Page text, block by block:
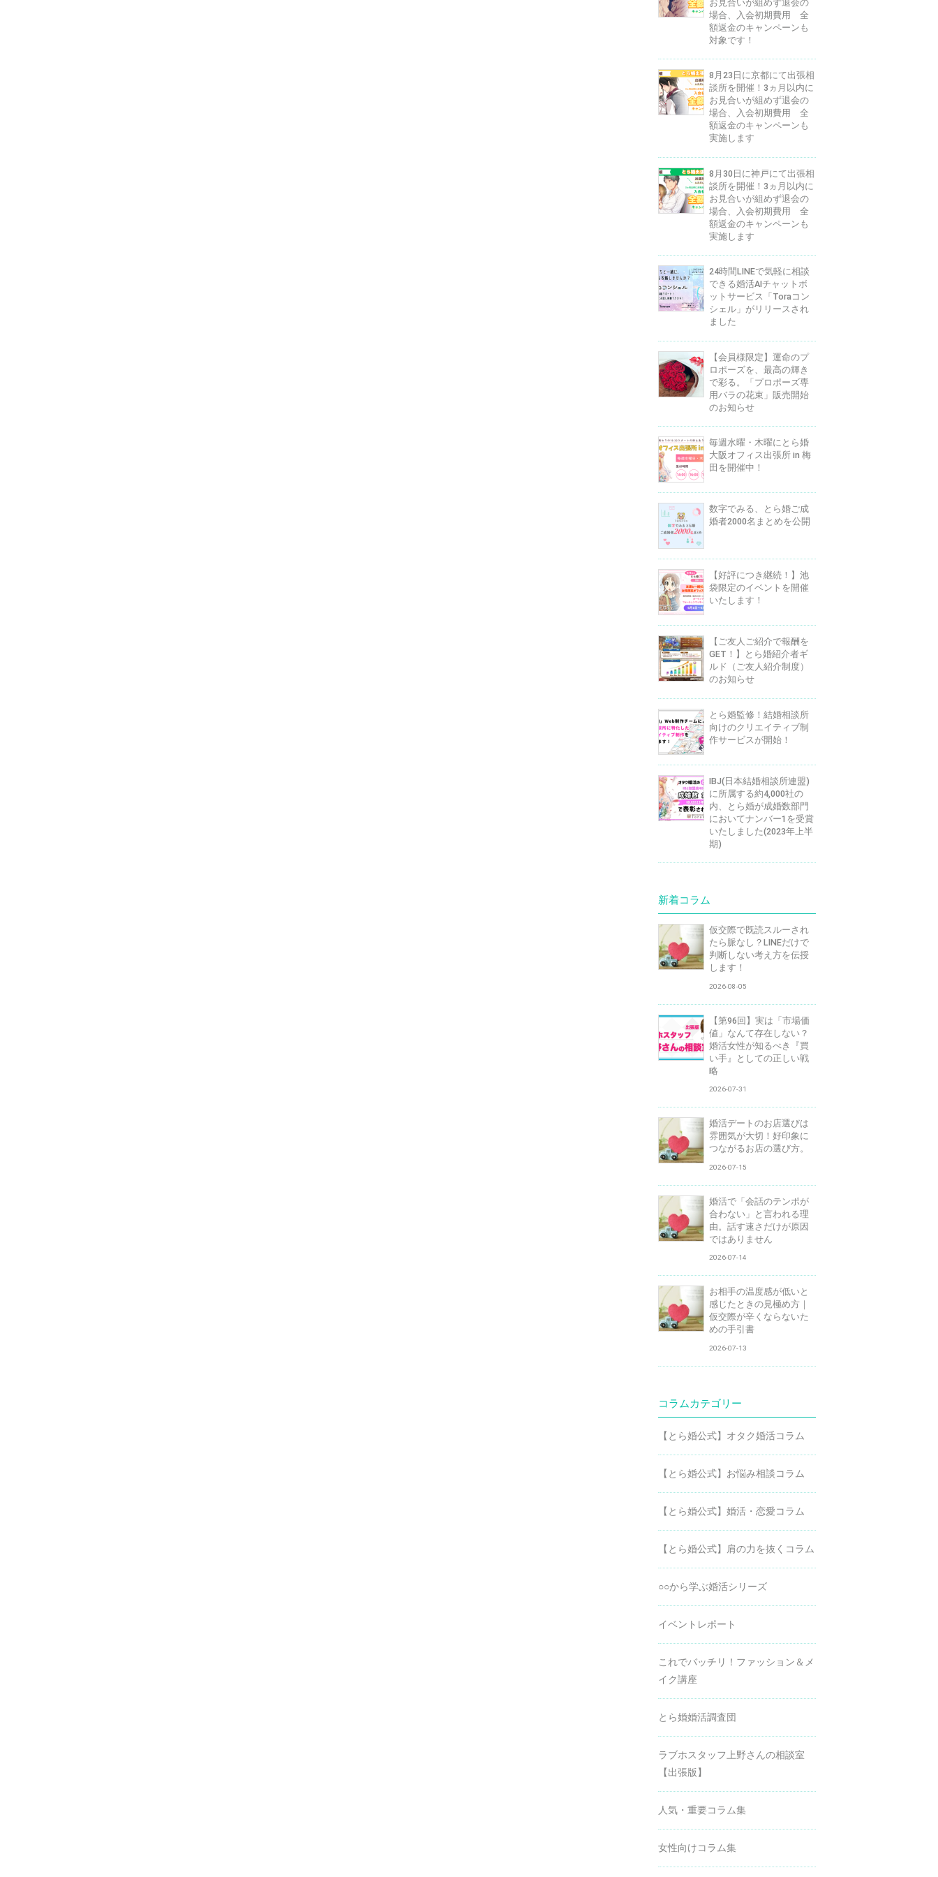
お見合いが組めず退会の
場合、入会初期費用 全
額返金のキャンペーンも
対象です！
8月23日に京都にて出張相
談所を開催！3ヵ月以内に
お見合いが組めず退会の
場合、入会初期費用 全
額返金のキャンペーンも
実施します
8月30日に神戸にて出張相
談所を開催！3ヵ月以内に
お見合いが組めず退会の
場合、入会初期費用 全
額返金のキャンペーンも
実施します
24時間LINEで気軽に相談
できる婚活AIチャットボ
ットサービス「Toraコン
シェル」がリリースされ
ました
【会員様限定】運命のプ
ロポーズを、最高の輝き
で彩る。「プロポーズ専
用バラの花束」販売開始
のお知らせ
毎週水曜・木曜にとら婚
大阪オフィス出張所 in 梅
田を開催中！
数字でみる、とら婚ご成
婚者2000名まとめを公開
【好評につき継続！】池
袋限定のイベントを開催
いたします！
【ご友人ご紹介で報酬を
GET！】とら婚紹介者ギ
ルド（ご友人紹介制度）
のお知らせ
とら婚監修！結婚相談所
向けのクリエイティブ制
作サービスが開始！
IBJ(日本結婚相談所連盟)
に所属する約4,000社の
内、とら婚が成婚数部門
においてナンバー1を受賞
いたしました(2023年上半
期)
新着コラム
仮交際で既読スルーされ
たら脈なし？LINEだけで
判断しない考え方を伝授
します！
2026-08-05
【第96回】実は「市場価
値」なんて存在しない？
婚活女性が知るべき『買
い手』としての正しい戦
略
2026-07-31
婚活デートのお店選びは
雰囲気が大切！好印象に
つながるお店の選び方。
2026-07-15
婚活で「会話のテンポが
合わない」と言われる理
由。話す速さだけが原因
ではありません
2026-07-14
お相手の温度感が低いと
感じたときの見極め方｜
仮交際が辛くならないた
めの手引書
2026-07-13
コラムカテゴリー
【とら婚公式】オタク婚活コラム
【とら婚公式】お悩み相談コラム
【とら婚公式】婚活・恋愛コラム
【とら婚公式】肩の力を抜くコラム
○○から学ぶ婚活シリーズ
イベントレポート
これでバッチリ！ファッション＆メ
イク講座
とら婚婚活調査団
ラブホスタッフ上野さんの相談室
【出張版】
人気・重要コラム集
女性向けコラム集